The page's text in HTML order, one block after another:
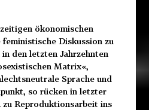
ökonomischen
Diskussion zu
den letzten Jahrzehnten
Matrix«,
Sprache und
so rücken in letzter
Reproduktionsarbeit ins